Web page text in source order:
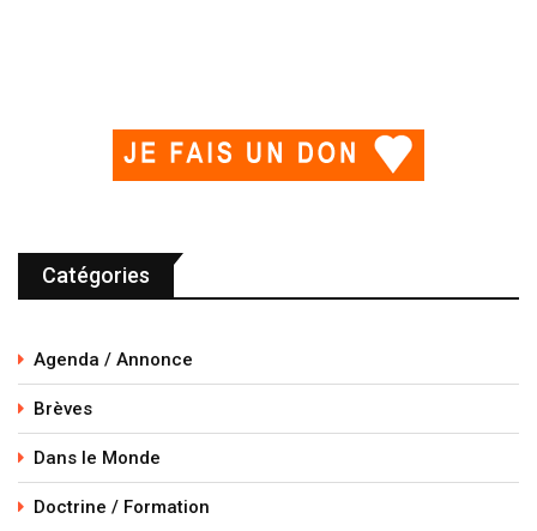
Catégories
Agenda / Annonce
Brèves
Dans le Monde
Doctrine / Formation